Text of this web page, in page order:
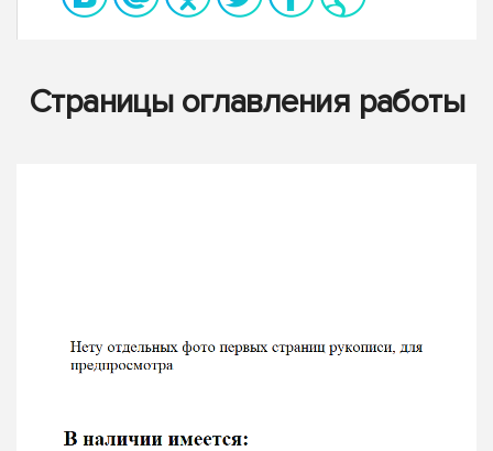
Страницы оглавления работы